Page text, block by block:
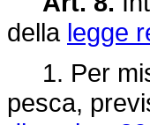
della legge
1. Per
pesca,